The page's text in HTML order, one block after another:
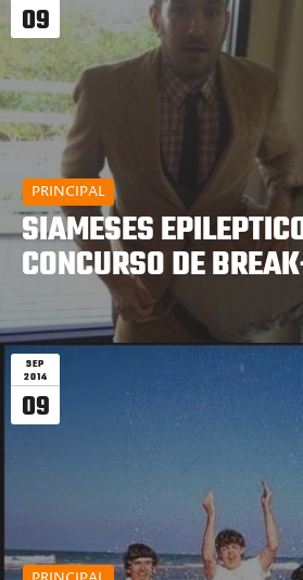
09
PRINCIPAL
SIAMESES
CONCURSO DE
SEP
2014
09